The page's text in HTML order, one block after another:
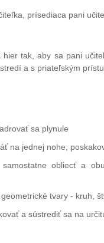
prísediaca pani
tak, aby sa pani
a s priateľským
sa plynule
na jednej nohe,
obliecť a
tvary - kruh,
a sústrediť sa na